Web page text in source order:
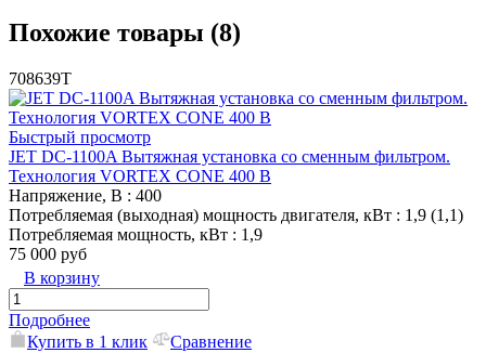
Похожие товары (8)
708639T
Быстрый просмотр
JET DC-1100A Вытяжная установка со сменным фильтром.
Технология VORTEX CONE 400 В
Напряжение, В : 400
Потребляемая (выходная) мощность двигателя, кВт : 1,9 (1,1)
Потребляемая мощность, кВт : 1,9
75 000 руб
В корзину
Подробнее
Купить в 1 клик
Сравнение